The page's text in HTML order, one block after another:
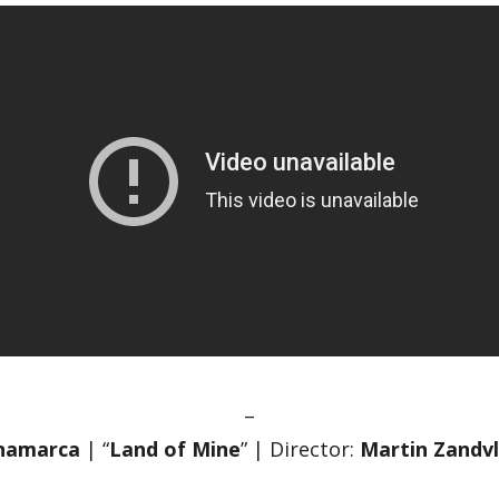
–
| “Land of Mine” | Director: Martin